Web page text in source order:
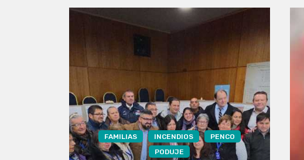
FAMILIAS INCENDIOS
PENCO
PODUJE